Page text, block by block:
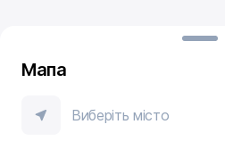
Мапа
Виберіть місто